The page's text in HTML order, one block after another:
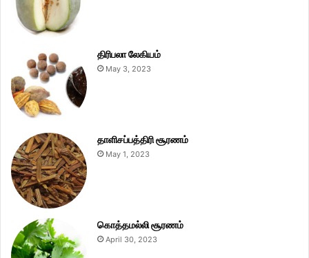
திரிபலா லேகியம்
May 3, 2023
தாளிசப்பத்திரி சூரணம்
May 1, 2023
கொத்தமல்லி சூரணம்
April 30, 2023